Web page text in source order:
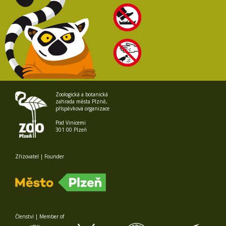
Zoologická a botanická
zahrada města Plzně,
příspěvková organizace
Pod Vinicemi
301 00 Plzeň
Zřizovatel | Founder
Členství | Member of